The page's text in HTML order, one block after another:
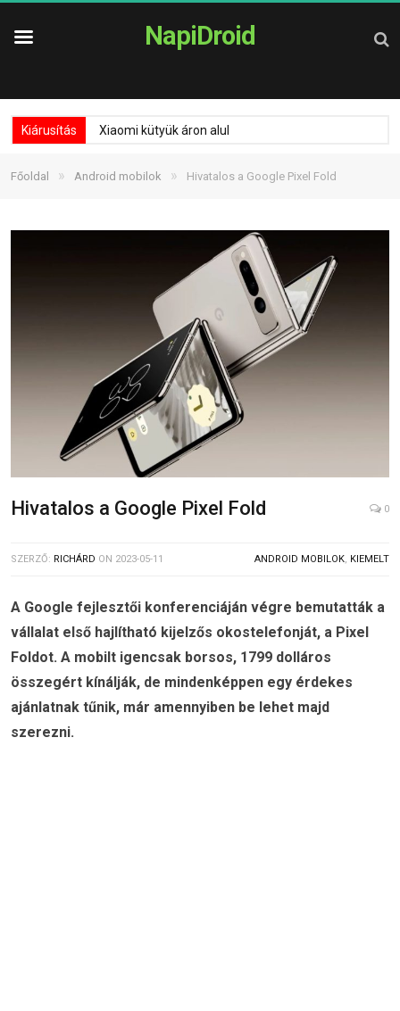
NapiDroid
Kiárusítás Xiaomi kütyük áron alul
Főoldal » Android mobilok » Hivatalos a Google Pixel Fold
Hivatalos a Google Pixel Fold 0
SZERZŐ: RICHÁRD ON 2023-05-11 ANDROID MOBILOK, KIEMELT
A Google fejlesztői konferenciáján végre bemutatták a
vállalat első hajlítható kijelzős okostelefonját, a Pixel
Foldot. A mobilt igencsak borsos, 1799 dolláros
összegért kínálják, de mindenképpen egy érdekes
ajánlatnak tűnik, már amennyiben be lehet majd
szerezni.